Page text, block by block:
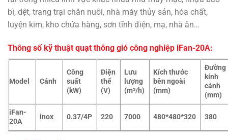
bì, dệt, trang trại chăn nuôi, nhà máy thủy sản, hóa chất,
luyện kim, kho chứa hàng, sơn tĩnh điện, mạ, nhà ăn…
Thông số kỹ thuật quạt thông gió công nghiệp iFan-20A:
Model Cánh
Công
suất
(kW)
Điện
thế
(V)
Lưu
lượng
(m³/h)
Kích thước
bên ngoài
(mm)
Đường
kính
cánh
(mm)
iFan-
20A
inox 0.37/4P 220 7000 480*480*320 380